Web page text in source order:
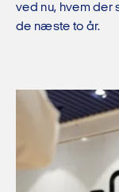
ved nu, hvem
de næste to år.